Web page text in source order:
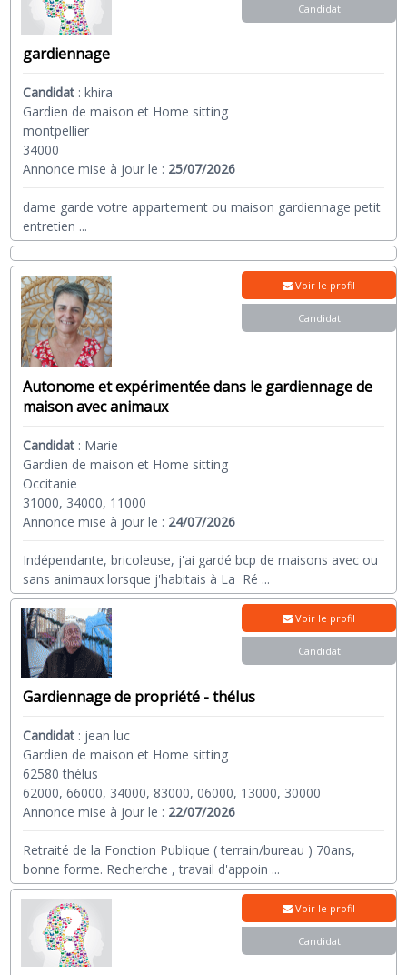
gardiennage
Candidat :khira
Gardien de maison et Home sitting
montpellier
34000
Annonce mise à jour le : 25/07/2026
dame garde votre appartement ou maison gardiennage petit
entretien ...
Candidat
Autonome et expérimentée dans le gardiennage de
maison avec animaux
Candidat : Marie
Gardien de maison et Home sitting
Occitanie
31000, 34000, 11000
Annonce mise à jour le : 24/07/2026
Indépendante, bricoleuse, j'ai gardé bcp de maisons avec ou
sans animaux lorsque j'habitais à La Ré ...
Voir le profil
Candidat
Gardiennage de propriété - thélus
Candidat : jean luc
Gardien de maison et Home sitting
62580 thélus
62000, 66000, 34000, 83000, 06000, 13000, 30000
Annonce mise à jour le : 22/07/2026
Retraité de la Fonction Publique ( terrain/bureau ) 70ans,
bonne forme. Recherche , travail d'appoin ...
Voir le profil
Candidat
Voir le profil
Candidat